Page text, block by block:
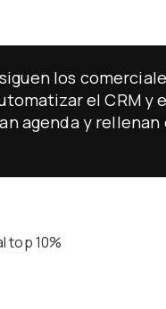
los
el CRM y
agenda y rellenan
top 10%